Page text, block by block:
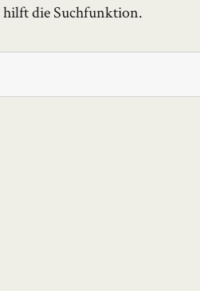
hilft die Suchfunktion.